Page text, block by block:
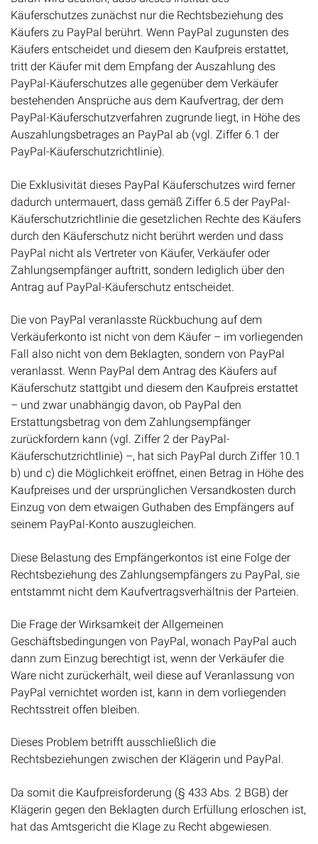
Käuferschutzes zunächst nur die Rechtsbeziehung des
Käufers zu PayPal berührt. Wenn PayPal zugunsten des
Käufers entscheidet und diesem den Kaufpreis erstattet,
tritt der Käufer mit dem Empfang der Auszahlung des
PayPal-Käuferschutzes alle gegenüber dem Verkäufer
bestehenden Ansprüche aus dem Kaufvertrag, der dem
PayPal-Käuferschutzverfahren zugrunde liegt, in Höhe des
Auszahlungsbetrages an PayPal ab (vgl. Ziffer 6.1 der
PayPal-Käuferschutzrichtlinie).
Die Exklusivität dieses PayPal Käuferschutzes wird ferner
dadurch untermauert, dass gemäß Ziffer 6.5 der PayPal-
Käuferschutzrichtlinie die gesetzlichen Rechte des Käufers
durch den Käuferschutz nicht berührt werden und dass
PayPal nicht als Vertreter von Käufer, Verkäufer oder
Zahlungsempfänger auftritt, sondern lediglich über den
Antrag auf PayPal-Käuferschutz entscheidet.
Die von PayPal veranlasste Rückbuchung auf dem
Verkäuferkonto ist nicht von dem Käufer – im vorliegenden
Fall also nicht von dem Beklagten, sondern von PayPal
veranlasst. Wenn PayPal dem Antrag des Käufers auf
Käuferschutz stattgibt und diesem den Kaufpreis erstattet
– und zwar unabhängig davon, ob PayPal den
Erstattungsbetrag von dem Zahlungsempfänger
zurückfordern kann (vgl. Ziffer 2 der PayPal-
Käuferschutzrichtlinie) –, hat sich PayPal durch Ziffer 10.1
b) und c) die Möglichkeit eröffnet, einen Betrag in Höhe des
Kaufpreises und der ursprünglichen Versandkosten durch
Einzug von dem etwaigen Guthaben des Empfängers auf
seinem PayPal-Konto auszugleichen.
Diese Belastung des Empfängerkontos ist eine Folge der
Rechtsbeziehung des Zahlungsempfängers zu PayPal, sie
entstammt nicht dem Kaufvertragsverhältnis der Parteien.
Die Frage der Wirksamkeit der Allgemeinen
Geschäftsbedingungen von PayPal, wonach PayPal auch
dann zum Einzug berechtigt ist, wenn der Verkäufer die
Ware nicht zurückerhält, weil diese auf Veranlassung von
PayPal vernichtet worden ist, kann in dem vorliegenden
Rechtsstreit offen bleiben.
Dieses Problem betrifft ausschließlich die
Rechtsbeziehungen zwischen der Klägerin und PayPal.
Da somit die Kaufpreisforderung (§ 433 Abs. 2 BGB) der
Klägerin gegen den Beklagten durch Erfüllung erloschen ist,
hat das Amtsgericht die Klage zu Recht abgewiesen.